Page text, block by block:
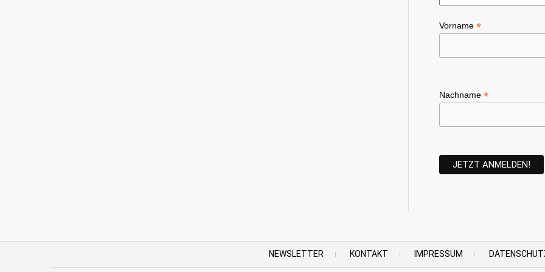
Vorname *
Nachname *
NEWSLETTER KONTAKT IMPRESSUM